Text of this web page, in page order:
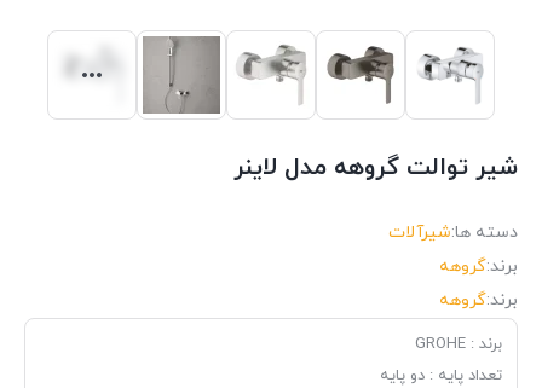
شیر توالت گروهه مدل لاینر
دسته ها:شیرآلات
برند:گروهه
برند:گروهه
برند : GROHE
تعداد پایه : دو پایه